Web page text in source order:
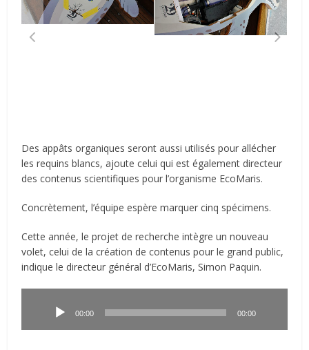
Des appâts organiques seront aussi utilisés pour allécher
les requins blancs, ajoute celui qui est également directeur
des contenus scientifiques pour l’organisme EcoMaris.
Concrètement, l’équipe espère marquer cinq spécimens.
Cette année, le projet de recherche intègre un nouveau
volet, celui de la création de contenus pour le grand public,
indique le directeur général d’EcoMaris, Simon Paquin.
00:00 00:00